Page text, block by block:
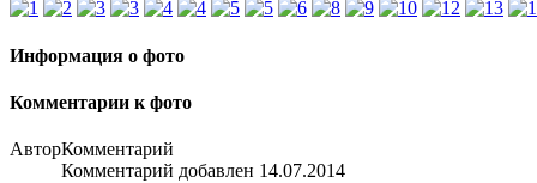
Информация о фото
Комментарии к фото
АвторКомментарий
Комментарий добавлен 14.07.2014